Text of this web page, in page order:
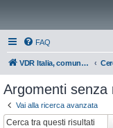
FAQ
VDR Italia, comunità italiana utilizzatori VDR
Argomenti senza
Vai alla ricerca avanzata